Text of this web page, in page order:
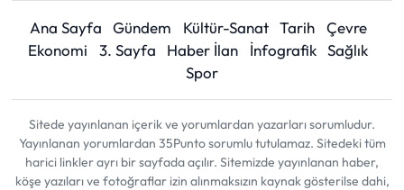
Ana Sayfa Gündem Kültür-Sanat Tarih
Çevre
Ekonomi
3. Sayfa Haber İlan İnfografik Sağlık
Spor
Sitede yayınlanan içerik ve yorumlardan yazarları sorumludur.
Yayınlanan yorumlardan 35Punto sorumlu tutulamaz. Sitedeki tüm
harici linkler ayrı bir sayfada açılır. Sitemizde yayınlanan haber,
köşe yazıları ve fotoğraflar izin alınmaksızın kaynak gösterilse dahi,